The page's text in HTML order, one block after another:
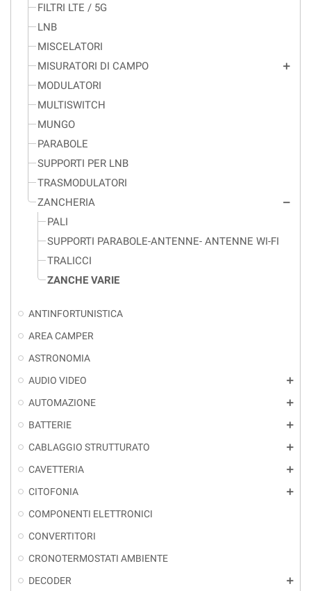
FILTRI LTE / 5G
LNB
MISCELATORI
MISURATORI DI CAMPO
add
MODULATORI
MULTISWITCH
MUNGO
PARABOLE
SUPPORTI PER LNB
TRASMODULATORI
ZANCHERIA
remove
PALI
SUPPORTI PARABOLE-ANTENNE- ANTENNE WI-FI
TRALICCI
ZANCHE VARIE
ANTINFORTUNISTICA
AREA CAMPER
ASTRONOMIA
AUDIO VIDEO
add
AUTOMAZIONE add
BATTERIE add
CABLAGGIO STRUTTURATO add
CAVETTERIA add
CITOFONIA add
COMPONENTI ELETTRONICI
CONVERTITORI
CRONOTERMOSTATI AMBIENTE
DECODER
add